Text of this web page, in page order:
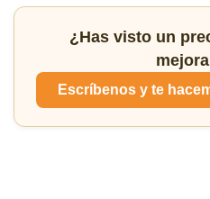
¿Has visto un
Escríbenos y te